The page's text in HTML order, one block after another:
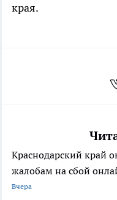
края.
Краснодарский край
жалобам на сбой
Вчера